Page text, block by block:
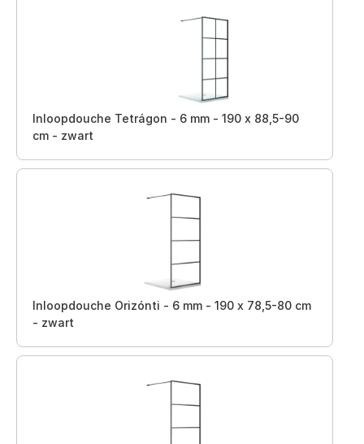
Inloopdouche Tetrágon - 6 mm - 190 x 88,5-90
cm - zwart
Inloopdouche Orizónti - 6 mm - 190 x 78,5-80 cm
- zwart